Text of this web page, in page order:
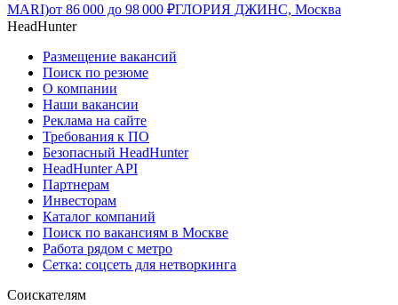
MARI)от 86 000 до 98 000 ₽ГЛОРИЯ ДЖИНС, Москва
HeadHunter
Размещение вакансий
Поиск по резюме
О компании
Наши вакансии
Реклама на сайте
Требования к ПО
Безопасный HeadHunter
HeadHunter API
Партнерам
Инвесторам
Каталог компаний
Поиск по вакансиям в Москве
Работа рядом с метро
Сетка: соцсеть для нетворкинга
Соискателям